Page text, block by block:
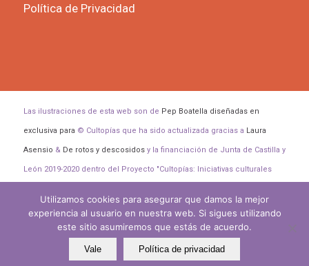
Política de Privacidad
Las ilustraciones de esta web son de Pep Boatella diseñadas en
exclusiva para © Cultopías que ha sido actualizada gracias a Laura
Asensio & De rotos y descosidosy la financiación de Junta de Castilla y
León 2019-2020 dentro del Proyecto "Cultopías: Iniciativas culturales
Utilizamos cookies para asegurar que damos la mejor
experiencia al usuario en nuestra web. Si sigues utilizando
este sitio asumiremos que estás de acuerdo.
Vale Política de privacidad